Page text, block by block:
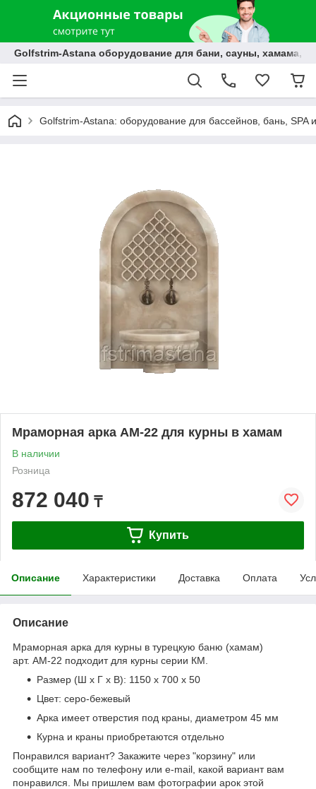
Golfstrim-Astana оборудование для бани, сауны, хамама,
Golfstrim-Astana: оборудование для бассейнов, бань, SPA
Мраморная арка АМ-22 для курны в хамам
В наличии
Розница
872 040 ₸
Купить
Описание Характеристики Доставка Оплата
Описание
Мраморная арка для курны в турецкую баню (хамам)
арт. АМ-22 подходит для курны серии КМ.
Размер (Ш х Г х В): 1150 х 700 х 50
Цвет: серо-бежевый
Арка имеет отверстия под краны, диаметром 45 мм
Курна и краны приобретаются отдельно
Понравился вариант? Закажите через "корзину" или
сообщите нам по телефону или e-mail, какой вариант вам
понравился. Мы пришлем вам фотографии арок этой